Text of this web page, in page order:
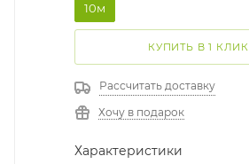
10м
КУПИТЬ В 1 КЛИК
Рассчитать доставку
Хочу в подарок
Характеристики